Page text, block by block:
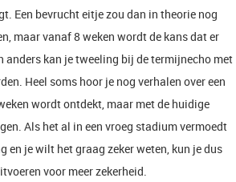
Een bevrucht eitje zou dan in theorie nog
maar vanaf 8 weken wordt de kans dat er
anders kan je tweeling bij de termijnecho met
Heel soms hoor je nog verhalen over een
wordt ontdekt, maar met de huidige
Als het al in een vroeg stadium vermoedt
en je wilt het graag zeker weten, kun je dus
voor meer zekerheid.